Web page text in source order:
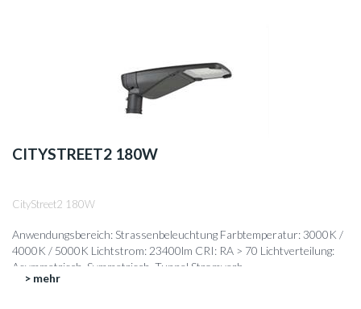
CITYSTREET2 180W
CityStreet2 180W
Anwendungsbereich: Strassenbeleuchtung Farbtemperatur: 3000K /
4000K / 5000K Lichtstrom: 23400lm CRI: RA > 70 Lichtverteilung:
Asymmetrisch, Symmetrisch, Tunnel Stromverb...
> mehr